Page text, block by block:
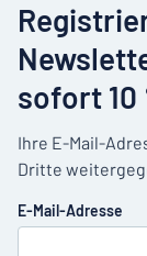
sofort 10
Ihre E-Mail-
Dritte
E-Mail-Adresse